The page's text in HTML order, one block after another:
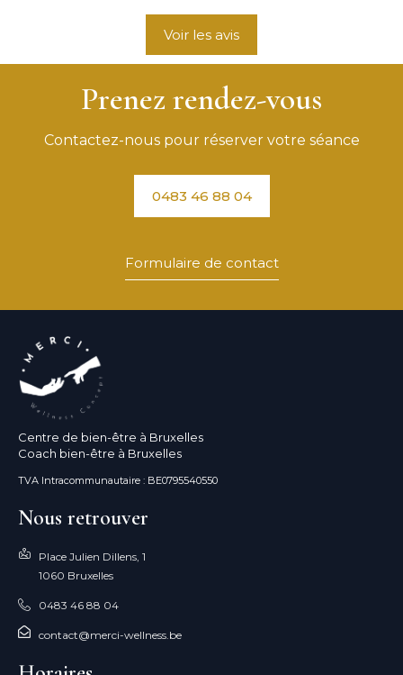
Voir les avis
Prenez rendez-vous
Contactez-nous pour réserver votre séance
0483 46 88 04
Formulaire de contact
Centre de bien-être à Bruxelles
Coach bien-être à Bruxelles
TVA Intracommunautaire : BE0795540550
Nous retrouver
Place Julien Dillens, 1
1060 Bruxelles
0483 46 88 04
contact@merci-wellness.be